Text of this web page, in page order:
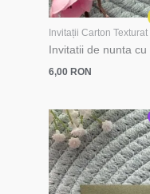
Invitații Carton Texturat
Invitatii de nunta
6,00 RON